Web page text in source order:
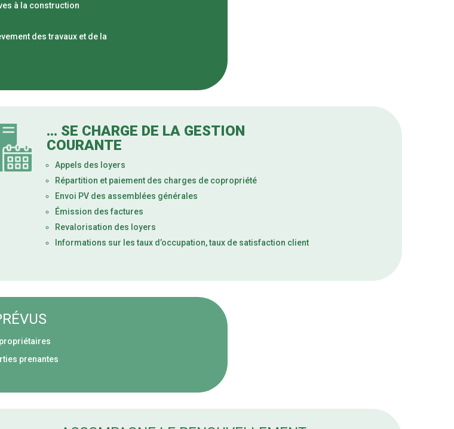
à la construction
des travaux et de la
... SE CHARGE DE LA GESTION
COURANTE
Appels des loyers
Répartition et paiement des charges de copropriété
Envoi PV des assemblées générales
Émission des factures
Revalorisation des loyers
Informations sur les taux d’occupation, taux de satisfaction client
prenantes